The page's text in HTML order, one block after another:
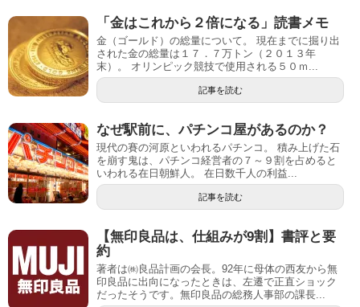
「金はこれから２倍になる」読書メモ
金（ゴールド）の総量について。 現在までに掘り出
された金の総量は１７．７万トン（２０１３年
末）。 オリンピック競技で使用される５０ｍ...
記事を読む
なぜ駅前に、パチンコ屋があるのか？
現代の賽の河原といわれるパチンコ。 積み上げた石
を崩す鬼は、パチンコ経営者の７～９割を占めると
いわれる在日朝鮮人。 在日数千人の利益...
記事を読む
【無印良品は、仕組みが9割】書評と要
約
著者は㈱良品計画の会長。92年に母体の西友から無
印良品に出向になったときは、左遷で正直ショック
だったそうです。無印良品の総務人事部の課長...